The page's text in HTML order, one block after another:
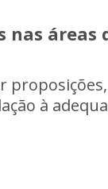
nas
à